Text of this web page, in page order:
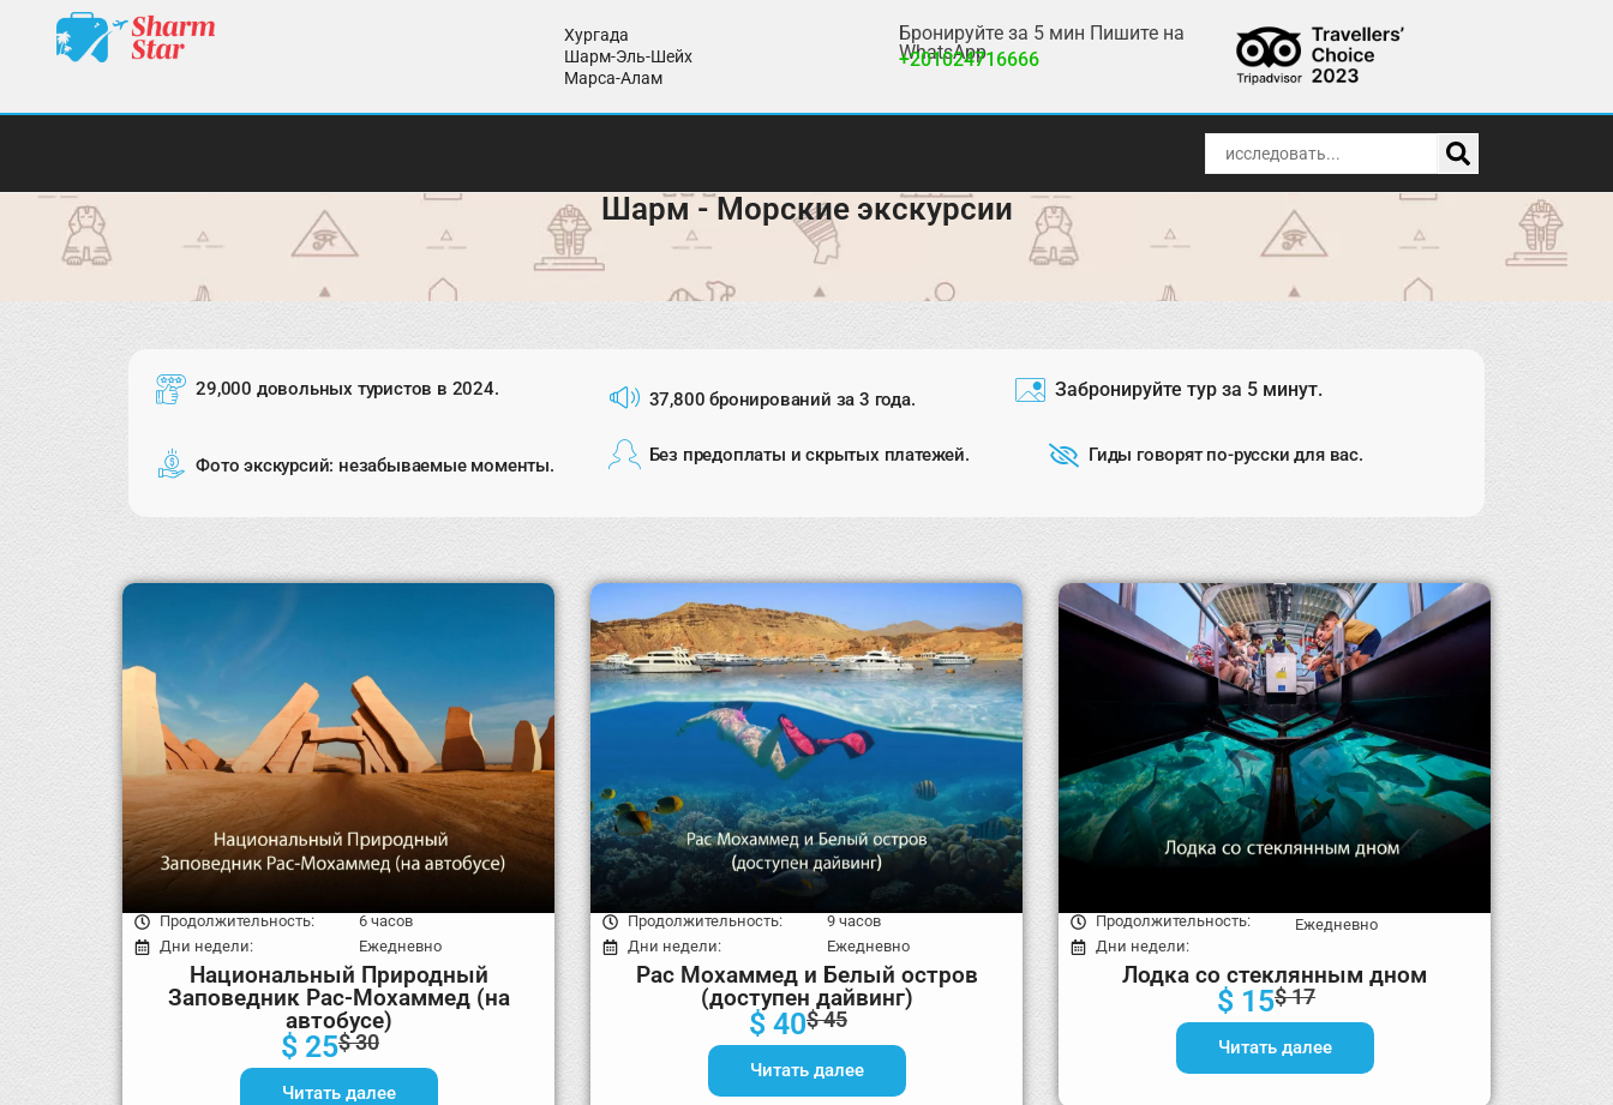
Хургада
Шарм-Эль-Шейх
Марса-Алам
Бронируйте за 5 мин Пишите на
WhatsApp
+201024716666
Шарм - Морские экскурсии
29,000 довольных туристов в 2024. 37,800 бронирований за 3 года. Забронируйте тур за 5 минут.
Фото экскурсий: незабываемые моменты. Без предоплаты и скрытых платежей. Гиды говорят по-русски для вас.
Продолжительность:
Дни недели:
6 часов
Ежедневно
Национальный Природный
Заповедник Рас-Мохаммед (на
автобусе)
$ 25$ 30
Читать далее
Продолжительность:
Дни недели:
9 часов
Ежедневно
Рас Мохаммед и Белый остров
(доступен дайвинг)
$ 40$ 45
Читать далее
Продолжительность:
Дни недели:
Ежедневно
Лодка со стеклянным дном
$ 15$ 17
Читать далее